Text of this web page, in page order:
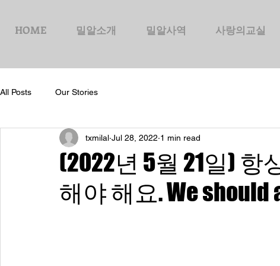
HOME 밀알소개 밀알사역 사랑의교실
All Posts Our Stories
(2022년 5월 21일) 항
해야 해요. We should
txmilal Jul 28, 2022 1 min read